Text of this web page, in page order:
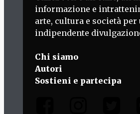
informazione e
arte, cultura e società per
indipendente
Chi siamo
Autori
Sostieni e partecipa